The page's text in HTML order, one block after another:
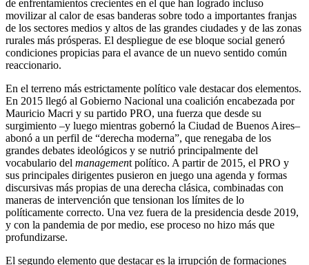
de enfrentamientos crecientes en el que han logrado incluso
movilizar al calor de esas banderas sobre todo a importantes franjas
de los sectores medios y altos de las grandes ciudades y de las zonas
rurales más prósperas. El despliegue de ese bloque social generó
condiciones propicias para el avance de un nuevo sentido común
reaccionario.
En el terreno más estrictamente político vale destacar dos elementos.
En 2015 llegó al Gobierno Nacional una coalición encabezada por
Mauricio Macri y su partido PRO, una fuerza que desde su
surgimiento –y luego mientras gobernó la Ciudad de Buenos Aires–
abonó a un perfil de “derecha moderna”, que renegaba de los
grandes debates ideológicos y se nutrió principalmente del
vocabulario del management político. A partir de 2015, el PRO y
sus principales dirigentes pusieron en juego una agenda y formas
discursivas más propias de una derecha clásica, combinadas con
maneras de intervención que tensionan los límites de lo
políticamente correcto. Una vez fuera de la presidencia desde 2019,
y con la pandemia de por medio, ese proceso no hizo más que
profundizarse.
El segundo elemento que destacar es la irrupción de formaciones